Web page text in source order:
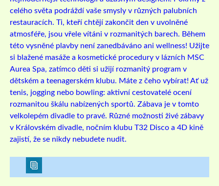
celého světa podráždí vaše smysly v různých palubních
restauracích. Ti, kteří chtějí zakončit den v uvolněné
atmosféře, jsou vřele vítáni v rozmanitých barech. Během
této vysněné plavby není zanedbáváno ani wellness! Užijte
si blažené masáže a kosmetické procedury v lázních MSC
Aurea Spa, zatímco děti si užijí rozmanitý program v
dětském a teenagerském klubu. Máte z čeho vybírat! Ať už
tenis, jogging nebo bowling: aktivní cestovatelé ocení
rozmanitou škálu nabízených sportů. Zábava je v tomto
velkolepém divadle to pravé. Různé možnosti živé zábavy
v Královském divadle, nočním klubu T32 Disco a 4D kině
zajistí, že se nikdy nebudete nudit.